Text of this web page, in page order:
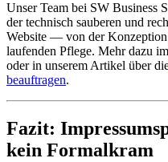
Unser Team bei SW Business
der technisch sauberen und
Website — von der
laufenden Pflege. Mehr dazu
oder in unserem Artikel über
beauftragen.
Fazit:
kein Formalkram